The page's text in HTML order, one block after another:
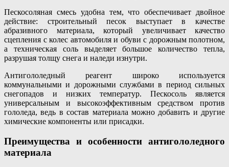
Пескосоляная смесь удобна тем, что обеспечивает двойное
действие: строительный песок выступает в качестве
абразивного материала, который увеличивает качество
сцепления с колес автомобиля и обуви с дорожным полотном,
а техническая соль выделяет большое количество тепла,
разрушая толщу снега и наледи изнутри.
Антигололедный реагент широко используется
коммунальными и дорожными службами в период сильных
снегопадов и низких температур. Пескосоль является
универсальным и высокоэффективным средством против
гололеда, ведь в состав материала можно добавить и другие
химические компоненты или присадки.
Преимущества и особенности антигололедного
материала